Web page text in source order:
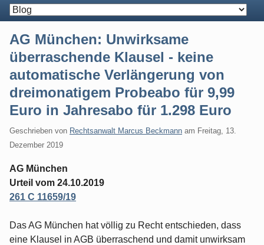
AG München: Unwirksame
überraschende Klausel - keine
automatische Verlängerung von
dreimonatigem Probeabo für 9,99
Euro in Jahresabo für 1.298 Euro
Geschrieben von Rechtsanwalt Marcus Beckmann am Freitag, 13.
Dezember 2019
AG München
Urteil vom 24.10.2019
261 C 11659/19
Das AG München hat völlig zu Recht entschieden, dass
eine Klausel in AGB überraschend und damit unwirksam